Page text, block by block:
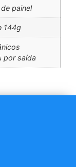
painel
144g
por saída